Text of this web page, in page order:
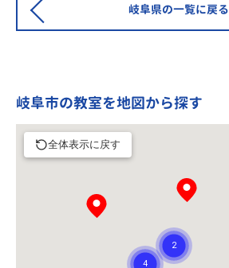
岐阜県の一覧に戻る
岐阜市の教室を地図から探す
全体表示に戻す